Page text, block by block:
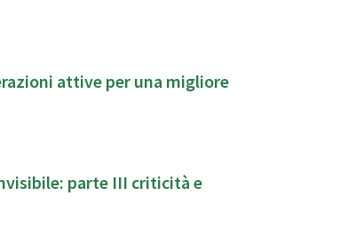
attive per una migliore
parte III criticità e